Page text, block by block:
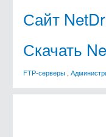
Сайт
Скачать
FTP-серверы ,